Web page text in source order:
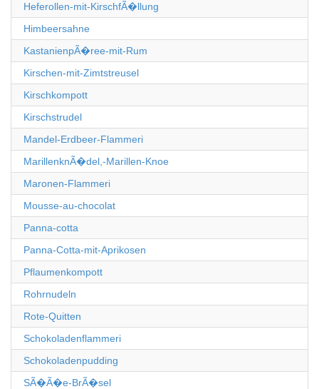
Heferollen-mit-KirschfÃ�llung
Himbeersahne
KastanienpÃ�ree-mit-Rum
Kirschen-mit-Zimtstreusel
Kirschkompott
Kirschstrudel
Mandel-Erdbeer-Flammeri
MarillenknÃ�del,-Marillen-Knoe
Maronen-Flammeri
Mousse-au-chocolat
Panna-cotta
Panna-Cotta-mit-Aprikosen
Pflaumenkompott
Rohrnudeln
Rote-Quitten
Schokoladenflammeri
Schokoladenpudding
SÃ�Ã�e-BrÃ�sel